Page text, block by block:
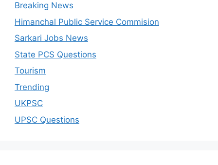
Breaking News
Himanchal Public Service Commision
Sarkari Jobs News
State PCS Questions
Tourism
Trending
UKPSC
UPSC Questions